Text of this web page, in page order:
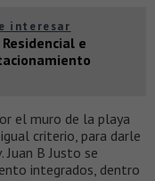
interesar
e
el muro de la playa
criterio, para darle
Juan B Justo se
integrados, dentro